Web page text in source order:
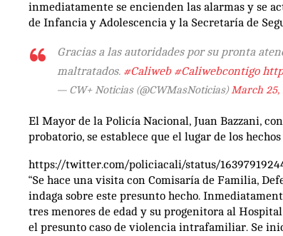
inmediatamente se encienden las alarmas y se
de Infancia y Adolescencia y la Secretaría de
Gracias a las autoridades por su pronta
maltratados. #Caliweb #Caliwebcontigo
— CW+ Noticias (@CWMasNoticias)March 25,
El Mayor de la Policía Nacional, Juan Bazzani,
probatorio, se establece que el lugar de los
https://twitter.com/policiacali/status/
“Se hace una visita con Comisaría de Familia,
indaga sobre este presunto hecho.
tres menores de edad y su progenitora al
el presunto caso de violencia intrafamiliar. Se